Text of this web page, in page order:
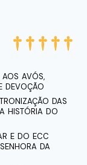
AVÓS,
DEVOÇÃO
DAS
HISTÓRIA DO
E DO ECC
DA